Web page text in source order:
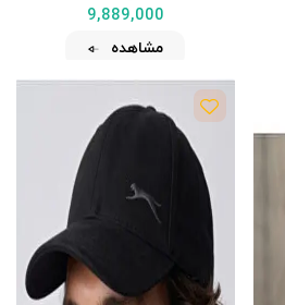
9,889,000
مشاهده